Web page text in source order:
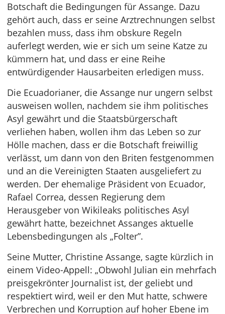
Botschaft die Bedingungen für Assange. Dazu
gehört auch, dass er seine Arztrechnungen selbst
bezahlen muss, dass ihm obskure Regeln
auferlegt werden, wie er sich um seine Katze zu
kümmern hat, und dass er eine Reihe
entwürdigender Hausarbeiten erledigen muss.
Die Ecuadorianer, die Assange nur ungern selbst
ausweisen wollen, nachdem sie ihm politisches
Asyl gewährt und die Staatsbürgerschaft
verliehen haben, wollen ihm das Leben so zur
Hölle machen, dass er die Botschaft freiwillig
verlässt, um dann von den Briten festgenommen
und an die Vereinigten Staaten ausgeliefert zu
werden. Der ehemalige Präsident von Ecuador,
Rafael Correa, dessen Regierung dem
Herausgeber von Wikileaks politisches Asyl
gewährt hatte, bezeichnet Assanges aktuelle
Lebensbedingungen als „Folter”.
Seine Mutter, Christine Assange, sagte kürzlich in
einem Video-Appell: „Obwohl Julian ein mehrfach
preisgekrönter Journalist ist, der geliebt und
respektiert wird, weil er den Mut hatte, schwere
Verbrechen und Korruption auf hoher Ebene im